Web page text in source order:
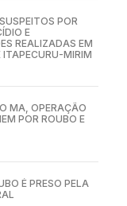
POR
E
REALIZADAS EM
ITAPECURU-MIRIM
MA, OPERAÇÃO
POR ROUBO E
É PRESO PELA